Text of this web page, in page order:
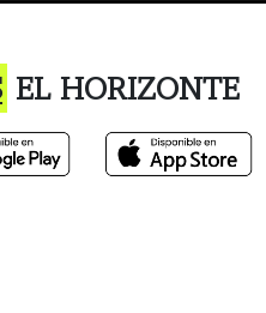
EL HORIZONTE